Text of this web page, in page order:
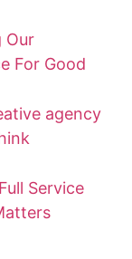
Our
For Good
agency
Service